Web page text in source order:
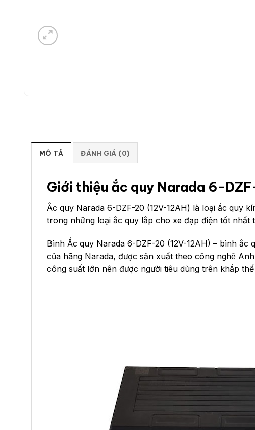
MÔ TẢ ĐÁNH GIÁ (0)
Giới thiệu ắc quy Narada 6-
Ắc quy Narada 6-DZF-20 (12V-12AH) là loại ắc quy
trong những loại ắc quy lắp cho xe đạp điện tốt nhất
Bình Ắc quy Narada 6-DZF-20 (12V-12AH) – bình ắc
của hãng Narada, được sản xuất theo công nghệ
công suất lớn nên được người tiêu dùng trên khắp